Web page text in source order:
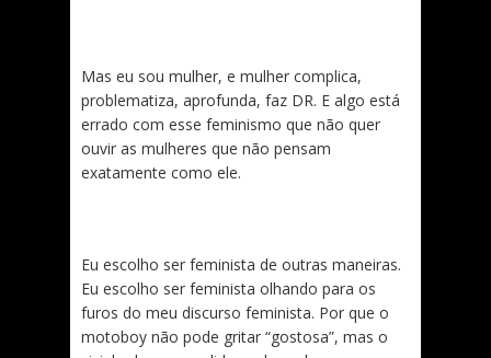
Mas eu sou mulher, e mulher complica,
problematiza, aprofunda, faz DR. E algo está
errado com esse feminismo que não quer
ouvir as mulheres que não pensam
exatamente como ele.
Eu escolho ser feminista de outras maneiras.
Eu escolho ser feminista olhando para os
furos do meu discurso feminista. Por que o
motoboy não pode gritar “gostosa”, mas o